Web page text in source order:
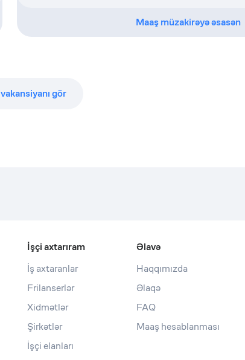
Maaş müzakirəyə əsasən
vakansiyanı gör
İşçi axtarıram
İş axtaranlar
Frilanserlər
Xidmətlər
Şirkətlər
İşçi elanları
Əlavə
Haqqımızda
Əlaqə
FAQ
Maaş hesablanması